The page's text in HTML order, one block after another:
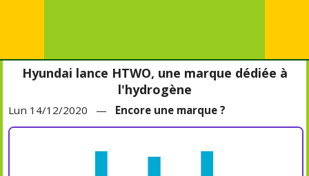
Hyundai lance HTWO, une marque dédiée à
l'hydrogène
Lun 14/12/2020 — Encore une marque ?